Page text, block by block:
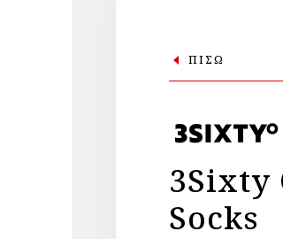
ΠΙΣΩ
3Sixty
Socks